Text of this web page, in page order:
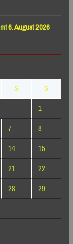
6. August 2026
S
S
1
7
8
14
15
21
22
28
29